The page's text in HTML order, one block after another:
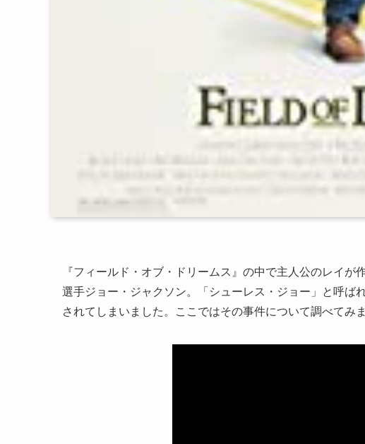
『フィールド・オブ・ドリームス』の中で主人公のレイ
選手ジョー・ジャクソン。「シューレス・ジョー」と呼ば
されてしまいました。ここではその事件について調べてみま